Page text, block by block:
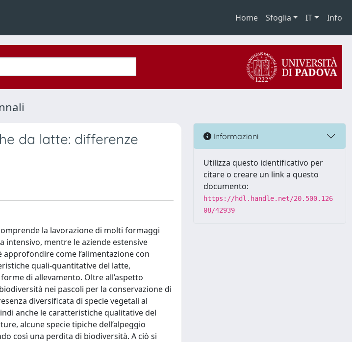
Home Sfoglia IT Info
da latte: differenze
la lavorazione di molti formaggi
intensivo, mentre le aziende estensive
come l’alimentazione con
quali-quantitative del latte,
di allevamento. Oltre all’aspetto
nei pascoli per la conservazione di
diversificata di specie vegetali al
anche le caratteristiche qualitative del
alcune specie tipiche dell’alpeggio
così una perdita di biodiversità. A ciò si
Informazioni
Utilizza questo identificativo per
citare o creare un link a questo
documento:
https://hdl.handle.net/20.500.126
08/42939